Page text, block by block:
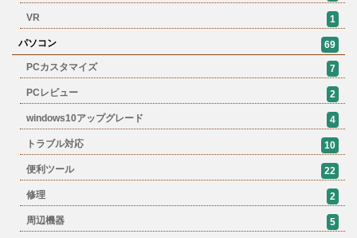
VR 1
パソコン
69
PCカスタマイズ
7
PCレビュー 2
windows10アップグレード 4
トラブル対応 10
便利ツール 22
修理 2
周辺機器 5